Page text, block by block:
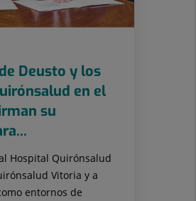
Deusto y los
en el
su
Hospital Quirónsalud
Vitoria y a
entornos de